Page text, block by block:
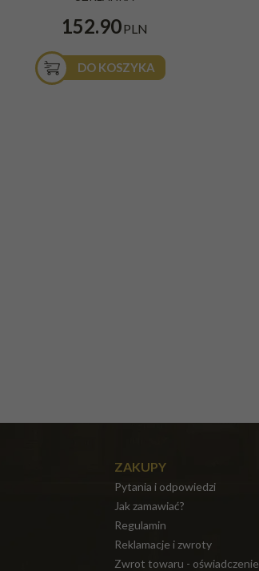
152.90PLN
DO KOSZYKA
ZAKUPY
Pytania i odpowiedzi
Jak zamawiać?
Regulamin
Reklamacje i zwroty
Zwrot towaru - oświadczenie